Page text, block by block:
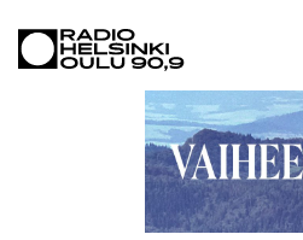
OHJELMAT
TEKIJÄT
ON-DEMAND